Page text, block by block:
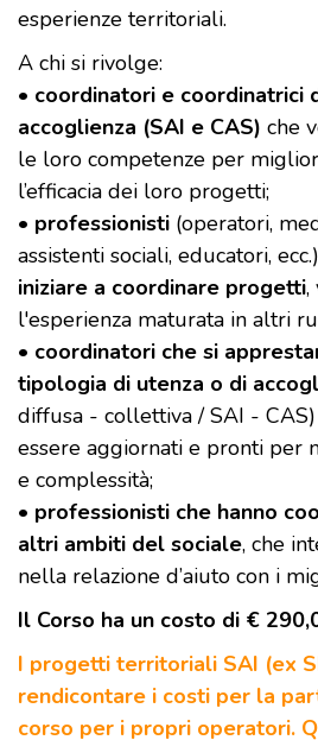
esperienze territoriali.
A chi si rivolge:
• coordinatori e coordinatrici
accoglienza (SAI e CAS) che
le loro competenze per
l’efficacia dei loro progetti;
• professionisti (operatori,
assistenti sociali, educatori, ecc.)
iniziare a coordinare progetti,
l'esperienza maturata in altri
• coordinatori che si
tipologia di utenza o di
diffusa - collettiva / SAI -
essere aggiornati e pronti per
e complessità;
• professionisti che hanno
altri ambiti del sociale, che
nella relazione d’aiuto con i
Il Corso ha un costo di €
I progetti territoriali SAI (ex
rendicontare i costi per la
corso per i propri operatori.